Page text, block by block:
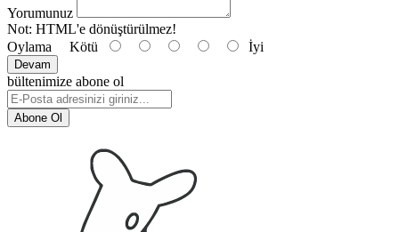
Yorumunuz
Not: HTML'e dönüştürülmez!
Oylama Kötü İyi
Devam
bültenimize abone ol
Abone Ol